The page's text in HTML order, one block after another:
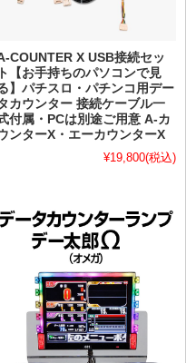
COUNTER X USB接続セッ
ト【お手持ちのパソコンで見
】パチスロ・パチンコ用デー
カウンター 接続ケーブル一
付属・PCは別途ご用意 A-カ
ンターX・エーカウンターX
¥19,800(税込)